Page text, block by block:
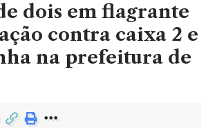
dois em flagrante
contra caixa 2 e
na prefeitura de